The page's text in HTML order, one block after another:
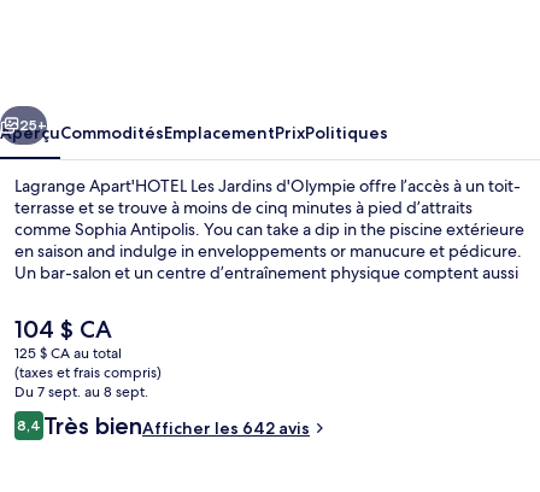
Jardins
d'Olympie
Suivant
25+
AperçuCommoditésEmplacementPrixPolitiques
Lagrange Apart'HOTEL Les Jardins d'Olympie offre l’accès à un toit-
terrasse et se trouve à moins de cinq minutes à pied d’attraits
comme Sophia Antipolis. You can take a dip in the piscine extérieure
en saison and indulge in enveloppements or manucure et pédicure.
Un bar-salon et un centre d’entraînement physique comptent aussi
téléviseurs à écran plat et l’accès inclus au Wi-Fi. Les autres
voyageurs adorent le personnel serviable.
Le
prix
actuel
est
de 104 $ CA
104 $ CA
125 $ CA au total
(taxes et frais compris)
Du 7 sept. au 8 sept.
Avis
8,48,4 sur 10 –
Très bienAfficher les 642 avis